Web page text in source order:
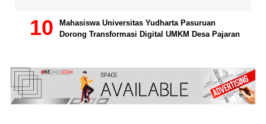
Mahasiswa Universitas Yudharta Pasuruan
Dorong Transformasi Digital UMKM Desa Pajaran